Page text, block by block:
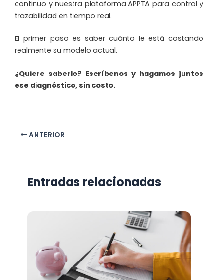
continuo y nuestra plataforma APPTA para control y
trazabilidad en tiempo real.
El primer paso es saber cuánto le está costando
realmente su modelo actual.
¿Quiere saberlo? Escríbenos y hagamos juntos
ese diagnóstico, sin costo.
ANTERIOR
Entradas relacionadas